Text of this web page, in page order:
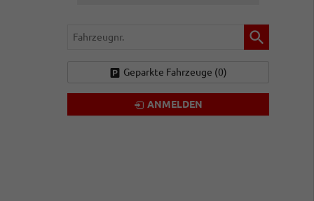
Fahrzeugnr.
Geparkte Fahrzeuge (0)
ANMELDEN